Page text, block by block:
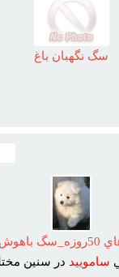
سگ نگهبان باغ
ساموييد در سنين